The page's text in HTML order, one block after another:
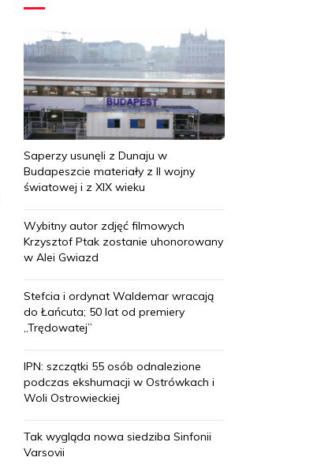
Saperzy usunęli z Dunaju w
Budapeszcie materiały z II wojny
światowej i z XIX wieku
Wybitny autor zdjęć filmowych
Krzysztof Ptak zostanie uhonorowany
w Alei Gwiazd
Stefcia i ordynat Waldemar wracają
do Łańcuta; 50 lat od premiery
„Trędowatej”
IPN: szczątki 55 osób odnalezione
podczas ekshumacji w Ostrówkach i
Woli Ostrowieckiej
Tak wygląda nowa siedziba Sinfonii
Varsovii